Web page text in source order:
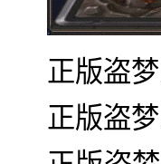
正版盗
正版盗